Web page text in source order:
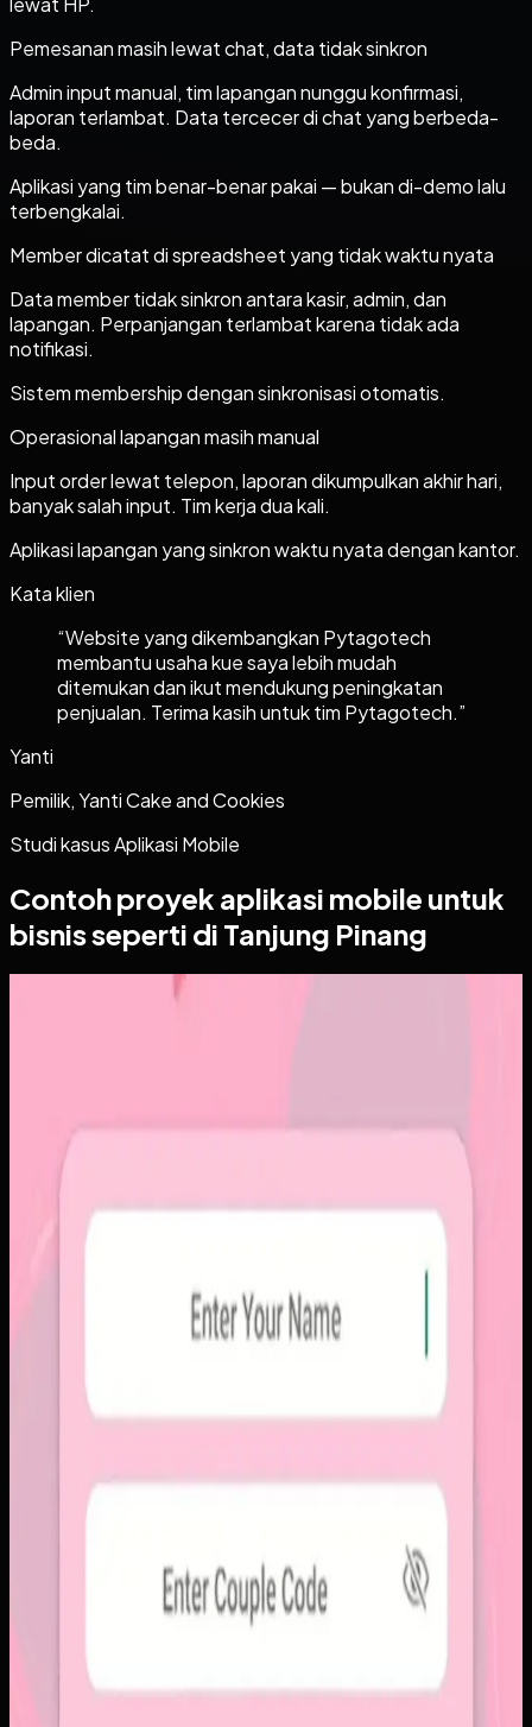
Pemesanan masih lewat chat, data tidak sinkron
Admin input manual, tim lapangan nunggu konfirmasi,
laporan terlambat. Data tercecer di chat yang berbeda-
beda.
Aplikasi yang tim benar-benar pakai — bukan di-demo lalu
terbengkalai.
Member dicatat di spreadsheet yang tidak waktu nyata
Data member tidak sinkron antara kasir, admin, dan
lapangan. Perpanjangan terlambat karena tidak ada
notifikasi.
Sistem membership dengan sinkronisasi otomatis.
Operasional lapangan masih manual
Input order lewat telepon, laporan dikumpulkan akhir hari,
banyak salah input. Tim kerja dua kali.
Aplikasi lapangan yang sinkron waktu nyata dengan kantor.
Kata klien
“Website yang dikembangkan Pytagotech
membantu usaha kue saya lebih mudah
ditemukan dan ikut mendukung peningkatan
penjualan. Terima kasih untuk tim Pytagotech.”
Yanti
Pemilik, Yanti Cake and Cookies
Studi kasusAplikasi Mobile
Contoh proyek aplikasi mobile untuk
bisnis seperti di Tanjung Pinang
Sebelumnya
Platform sosial umum sering membuat momen personal
tenggelam di antara konten publik, iklan, dan tekanan
untuk selalu tampil sempurna. Pengguna membutuhkan
Kami membangun aplikasi mobile dengan alur berbagi yang
ringkas, notifikasi cepat, dan arsip momen yang tersusun
rapi. Sistemnya dirancang untuk percakapan visual yang
lebih personal tanpa membawa beban feed publik.